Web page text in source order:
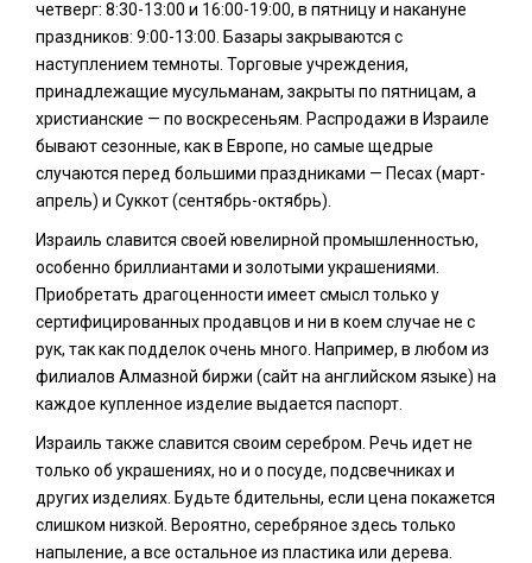
четверг: 8:30-13:00 и 16:00-19:00, в пятницу и накануне
праздников: 9:00-13:00. Базары закрываются с
наступлением темноты. Торговые учреждения,
принадлежащие мусульманам, закрыты по пятницам, а
христианские — по воскресеньям. Распродажи в Израиле
бывают сезонные, как в Европе, но самые щедрые
случаются перед большими праздниками — Песах (март-
апрель) и Суккот (сентябрь-октябрь).
Израиль славится своей ювелирной промышленностью,
особенно бриллиантами и золотыми украшениями.
Приобретать драгоценности имеет смысл только у
сертифицированных продавцов и ни в коем случае не с
рук, так как подделок очень много. Например, в любом из
филиалов Алмазной биржи (сайт на английском языке) на
каждое купленное изделие выдается паспорт.
Израиль также славится своим серебром. Речь идет не
только об украшениях, но и о посуде, подсвечниках и
других изделиях. Будьте бдительны, если цена покажется
слишком низкой. Вероятно, серебряное здесь только
напыление, а все остальное из пластика или дерева.